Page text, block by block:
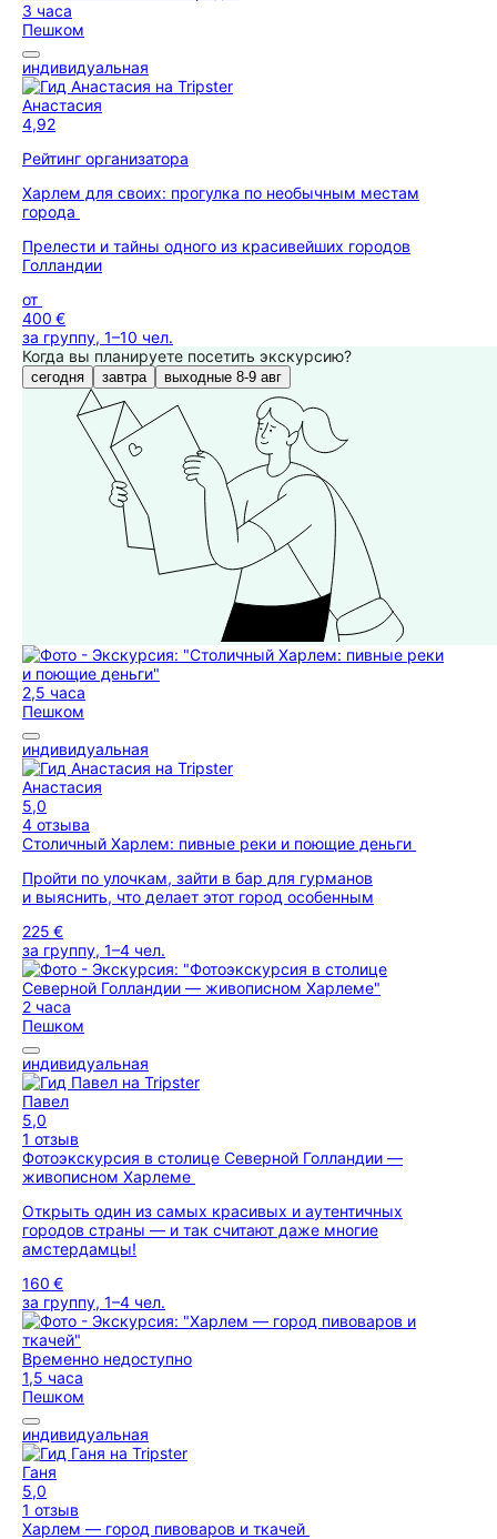
3 часа
Пешком
индивидуальная
Анастасия
4,92
Рейтинг организатора
Харлем для своих: прогулка по необычным местам
города
Прелести и тайны одного из красивейших городов
Голландии
от
400 €
за группу, 1–10 чел.
Когда вы планируете посетить экскурсию?
сегодня завтра выходные 8-9 авг
2,5 часа
Пешком
индивидуальная
Анастасия
5,0
4 отзыва
Столичный Харлем: пивные реки и поющие деньги
Пройти по улочкам, зайти в бар для гурманов
и выяснить, что делает этот город особенным
225 €
за группу, 1–4 чел.
2 часа
Пешком
индивидуальная
Павел
5,0
1 отзыв
Фотоэкскурсия в столице Северной Голландии —
живописном Харлеме
Открыть один из самых красивых и аутентичных
городов страны — и так считают даже многие
амстердамцы!
160 €
за группу, 1–4 чел.
Временно недоступно
1,5 часа
Пешком
индивидуальная
Ганя
5,0
1 отзыв
Харлем — город пивоваров и ткачей